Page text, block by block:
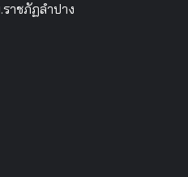
าชภัฏลำปาง